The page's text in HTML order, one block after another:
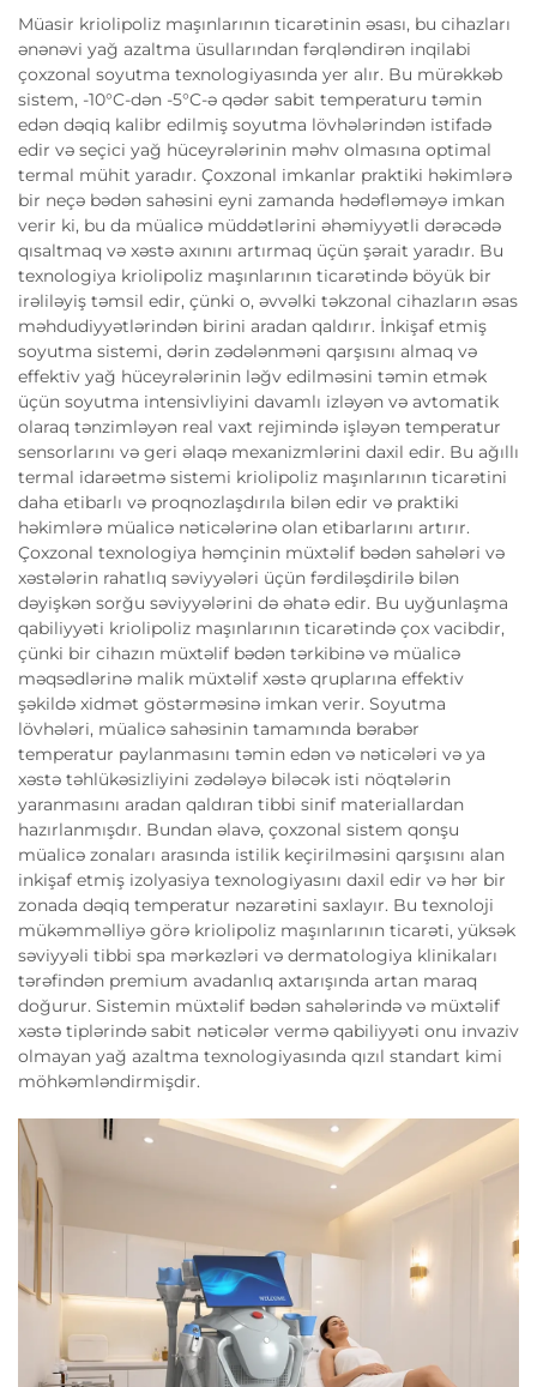
Müasir kriolipoliz maşınlarının ticarətinin əsası, bu cihazları
ənənəvi yağ azaltma üsullarından fərqləndirən inqilabi
çoxzonal soyutma texnologiyasında yer alır. Bu mürəkkəb
sistem, -10°C-dən -5°C-ə qədər sabit temperaturu təmin
edən dəqiq kalibr edilmiş soyutma lövhələrindən istifadə
edir və seçici yağ hüceyrələrinin məhv olmasına optimal
termal mühit yaradır. Çoxzonal imkanlar praktiki həkimlərə
bir neçə bədən sahəsini eyni zamanda hədəfləməyə imkan
verir ki, bu da müalicə müddətlərini əhəmiyyətli dərəcədə
qısaltmaq və xəstə axınını artırmaq üçün şərait yaradır. Bu
texnologiya kriolipoliz maşınlarının ticarətində böyük bir
irəliləyiş təmsil edir, çünki o, əvvəlki təkzonal cihazların əsas
məhdudiyyətlərindən birini aradan qaldırır. İnkişaf etmiş
soyutma sistemi, dərin zədələnməni qarşısını almaq və
effektiv yağ hüceyrələrinin ləğv edilməsini təmin etmək
üçün soyutma intensivliyini davamlı izləyən və avtomatik
olaraq tənzimləyən real vaxt rejimində işləyən temperatur
sensorlarını və geri əlaqə mexanizmlərini daxil edir. Bu ağıllı
termal idarəetmə sistemi kriolipoliz maşınlarının ticarətini
daha etibarlı və proqnozlaşdırıla bilən edir və praktiki
həkimlərə müalicə nəticələrinə olan etibarlarını artırır.
Çoxzonal texnologiya həmçinin müxtəlif bədən sahələri və
xəstələrin rahatlıq səviyyələri üçün fərdiləşdirilə bilən
dəyişkən sorğu səviyyələrini də əhatə edir. Bu uyğunlaşma
qabiliyyəti kriolipoliz maşınlarının ticarətində çox vacibdir,
çünki bir cihazın müxtəlif bədən tərkibinə və müalicə
məqsədlərinə malik müxtəlif xəstə qruplarına effektiv
şəkildə xidmət göstərməsinə imkan verir. Soyutma
lövhələri, müalicə sahəsinin tamamında bərabər
temperatur paylanmasını təmin edən və nəticələri və ya
xəstə təhlükəsizliyini zədələyə biləcək isti nöqtələrin
yaranmasını aradan qaldıran tibbi sinif materiallardan
hazırlanmışdır. Bundan əlavə, çoxzonal sistem qonşu
müalicə zonaları arasında istilik keçirilməsini qarşısını alan
inkişaf etmiş izolyasiya texnologiyasını daxil edir və hər bir
zonada dəqiq temperatur nəzarətini saxlayır. Bu texnoloji
mükəmməlliyə görə kriolipoliz maşınlarının ticarəti, yüksək
səviyyəli tibbi spa mərkəzləri və dermatologiya klinikaları
tərəfindən premium avadanlıq axtarışında artan maraq
doğurur. Sistemin müxtəlif bədən sahələrində və müxtəlif
xəstə tiplərində sabit nəticələr vermə qabiliyyəti onu invaziv
olmayan yağ azaltma texnologiyasında qızıl standart kimi
möhkəmləndirmişdir.